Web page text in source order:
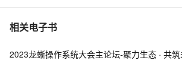
相关电子书
2023龙蜥操作系统大会主论坛-聚力生态 · 共